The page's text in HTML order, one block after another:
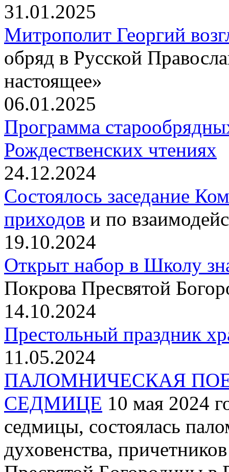
31.01.2025
Митрополит Георгий
обряд в Русской
настоящее»
06.01.2025
Программа
Рождественских чтениях
24.12.2024
Состоялось заседание
приходов и по
19.10.2024
Открыт набор в Школу
Покрова Пресвятой
14.10.2024
Престольный праздник
11.05.2024
ПАЛОМНИЧЕСКАЯ
СЕДМИЦЕ 10 мая 2024
седмицы, состоялась
духовенства,